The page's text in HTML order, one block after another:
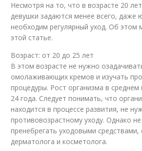
Несмотря на то, что в возрасте 20
девушки задаются менее всего, даже
необходим регулярный уход. Об этом
этой статье.
Возраст: от 20 до 25 лет
В этом возрасте не нужно
омолаживающих кремов и изучать
процедуры. Рост организма в
24 года. Следует понимать, что
находится в процессе развития, не
противовозрастному уходу. Однако не
пренебрегать уходовыми средствами,
дерматолога и косметолога.